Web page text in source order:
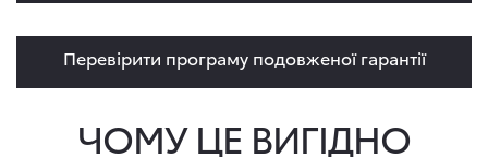
Перевірити програму подовженої гарантії
ЧОМУ ЦЕ ВИГІДНО